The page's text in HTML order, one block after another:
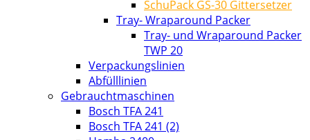
SchuPack GS-30 Gittersetzer
Tray- Wraparound Packer
Tray- und Wraparound Packer
TWP 20
Verpackungslinien
Abfülllinien
Gebrauchtmaschinen
Bosch TFA 241
Bosch TFA 241 (2)